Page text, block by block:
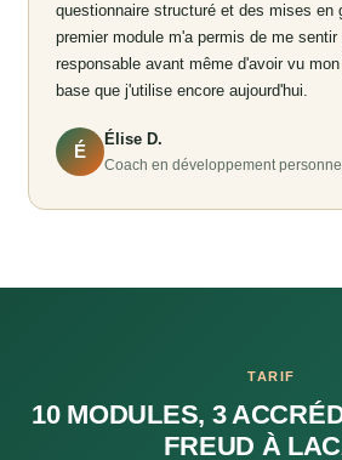
questionnaire structuré et des mises en
premier module m'a permis de me sentir
responsable avant même d'avoir vu
base que j'utilise encore aujourd'hui.
É
Élise D.
Coach en développement
TARIF
10 MODULES, 3
FREUD À